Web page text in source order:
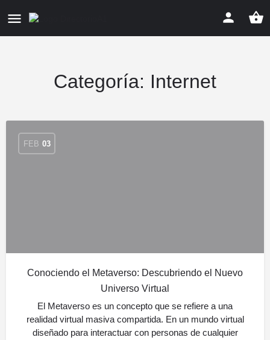
Categoría: Internet
FEB 03
Conociendo el Metaverso: Descubriendo el Nuevo
Universo Virtual
El Metaverso es un concepto que se refiere a una
realidad virtual masiva compartida. En un mundo virtual
diseñado para interactuar con personas de cualquier